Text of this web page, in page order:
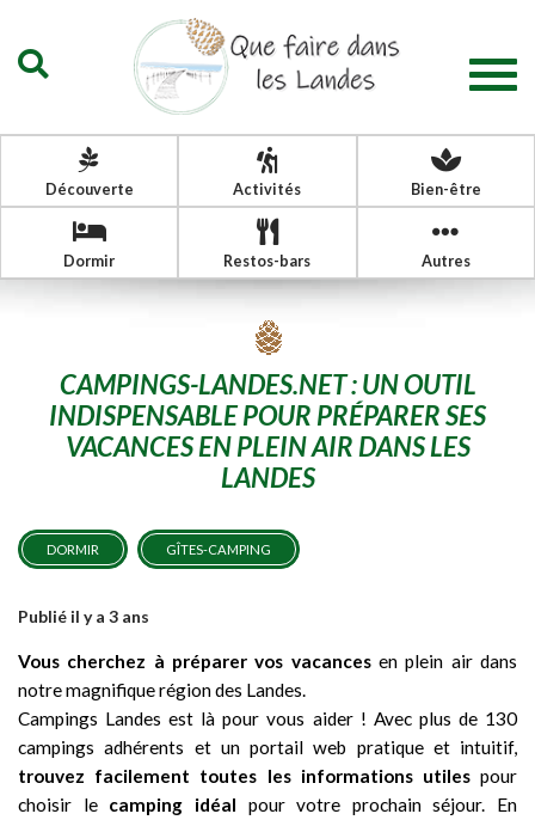
Découverte Activités Bien-être
Dormir Restos-bars Autres
CAMPINGS-LANDES.NET : UN OUTIL
INDISPENSABLE POUR PRÉPARER SES
VACANCES EN PLEIN AIR DANS LES
LANDES
DORMIR GÎTES-CAMPING
Publié il y a 3 ans
Vous cherchez à préparer vos vacancesen plein air dans
notre magnifique région des Landes.
Campings Landes est là pour vous aider ! Avec plus de 130
campings adhérents et un portail web pratique et intuitif,
trouvez facilement toutes les informations utilespour
choisir le camping idéal pour votre prochain séjour. En